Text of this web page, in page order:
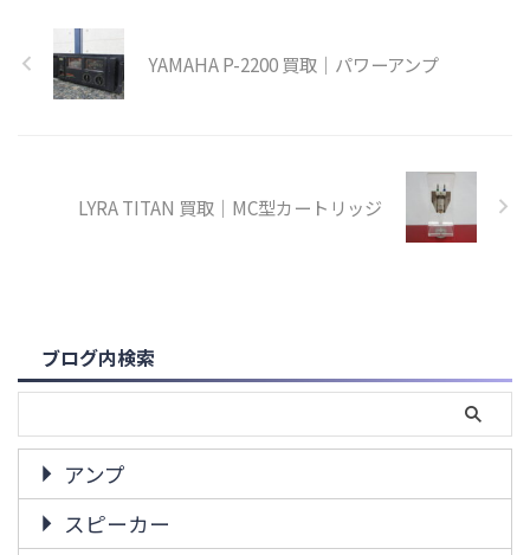
YAMAHA P-2200 買取｜パワーアンプ
LYRA TITAN 買取｜MC型カートリッジ
ブログ内検索
アンプ
スピーカー